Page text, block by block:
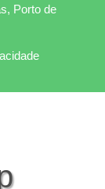
Porto de